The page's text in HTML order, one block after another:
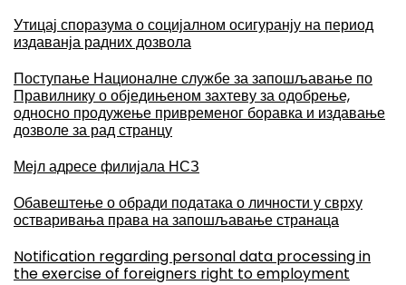
Утицај споразума о социјалном осигуранју на период
издаванја радних дозвола
Поступање Националне службе за запошљавање по
Правилнику о обједињеном захтеву за одобрење,
односно продужење привременог боравка и издавање
дозволе за рад странцу
Мејл адресе филијала НСЗ
Обавештење о обради података о личности у сврху
остваривања права на запошљавање странаца
Notification regarding personal data processing in
the exercise of foreigners right to employment